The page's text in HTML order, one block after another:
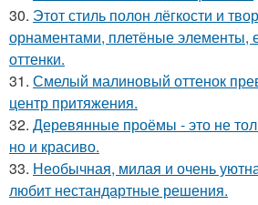
30. Этот стиль полон лёгкости и
орнаментами, плетёные элементы,
оттенки.
31. Смелый малиновый оттенок
центр притяжения.
32. Деревянные проёмы - это не
но и красиво.
33. Необычная, милая и очень
любит нестандартные решения.